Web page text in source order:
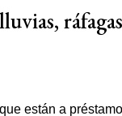
ráfagas